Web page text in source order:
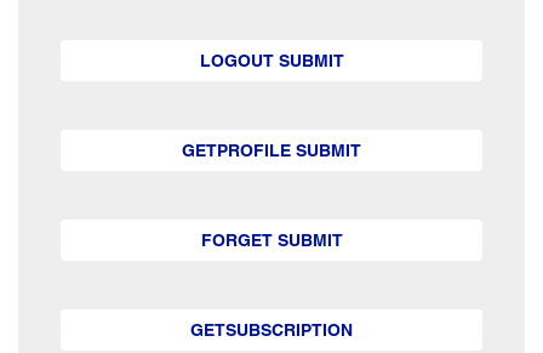
LOGOUT SUBMIT
GETPROFILE SUBMIT
FORGET SUBMIT
GETSUBSCRIPTION